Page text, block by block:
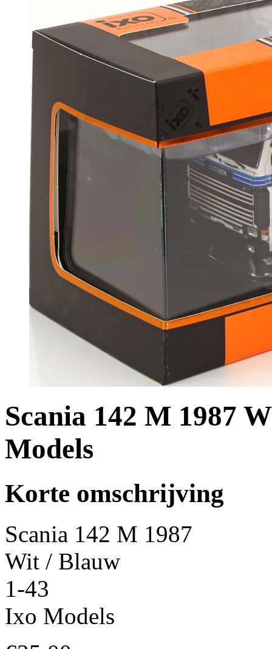
Scania 142 M 1987
Models
Korte omschrijving
Scania 142 M 1987
Wit / Blauw
1-43
Ixo Models